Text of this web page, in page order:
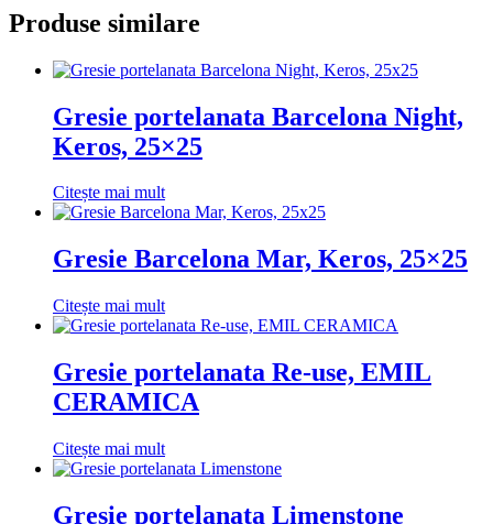
Produse similare
Gresie portelanata Barcelona Night,
Keros, 25×25
Citește mai mult
Gresie Barcelona Mar, Keros, 25×25
Citește mai mult
Gresie portelanata Re-use, EMIL
CERAMICA
Citește mai mult
Gresie portelanata Limenstone